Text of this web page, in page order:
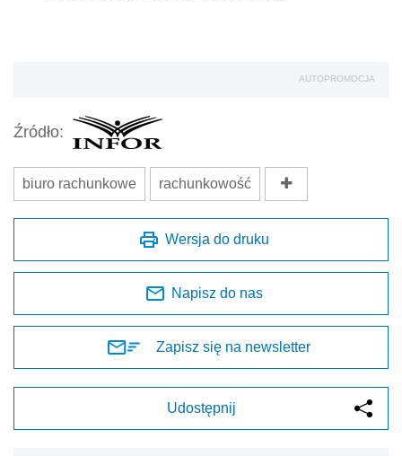
AUTOPROMOCJA
Źródło:
biuro rachunkowe rachunkowość
Wersja do druku
Napisz do nas
Zapisz się na newsletter
Udostępnij